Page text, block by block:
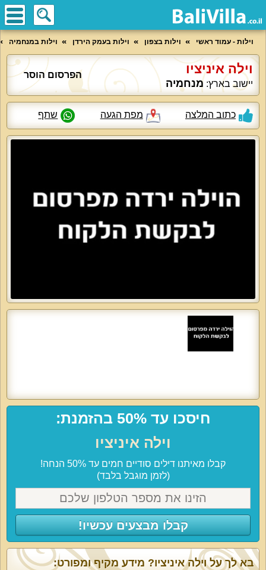
וילות - עמוד ראשי וילות בצפון וילות בעמק הירדן וילות במנחמיה
וילה איניציו
יישוב בארץ: מנחמיה
הפרסום הוסר
כתוב המלצה מפת הגעה שתף
חיסכו עד 50% בהזמנת:
וילה איניציו
קבלו מאיתנו דילים סודיים חמים עד 50% הנחה!
(לזמן מוגבל בלבד)
קבלו מבצעים עכשיו!
בא לך על וילה איניציו? מידע מקיף ומפורט: